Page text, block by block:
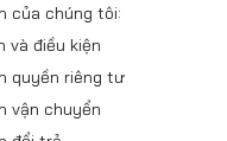
và điều kiện
quyền riêng tư
vận chuyển
của chúng tôi: